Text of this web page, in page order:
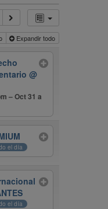
Expandir todo
@
– Oct 31 a
el día
el día